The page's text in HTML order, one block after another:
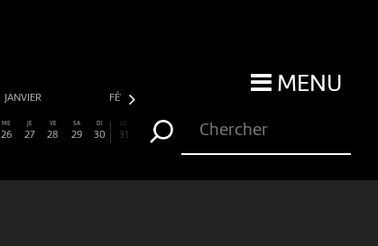
MENU
JANVIER FÉVRIER
ME
26
JE
27
VE
28
SA
29
DI
30
LU
31